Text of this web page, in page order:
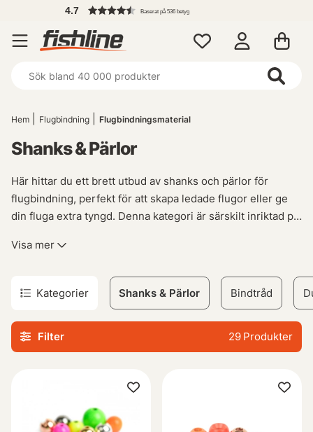
Baserat på 536 betyg
Hem Flugbindning Flugbindningsmaterial
Shanks & Pärlor
Här hittar du ett brett utbud av shanks och pärlor för
flugbindning, perfekt för att skapa ledade flugor eller ge
din fluga extra tyngd. Denna kategori är särskilt inriktad på
tillbehören för att binda effektiva ledade gäddflugor.
kommer att ta ditt fiskande till nästa nivå. Med shanks och
pärlor från välrenommerade varumärken kan du vara säker
på enastående prestanda när det verkligen räknas vid
vattnet.
Visa mer
Kategorier Bindtråd
Shanks & Pärlor
Filter 29 Produkter